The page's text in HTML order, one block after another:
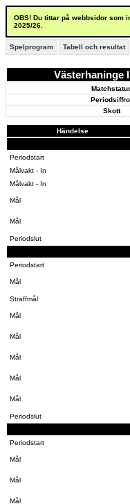
OBS! Du tittar på webbsidor som
2025/26.
Spelprogram Tabell och resultat
Västerhaninge
Skott
Händelse
Periodstart
Målvakt - In
Målvakt - In
Mål
Mål
Periodslut
Periodstart
Mål
Straffmål
Mål
Mål
Mål
Mål
Mål
Periodslut
Periodstart
Mål
Mål
Mål